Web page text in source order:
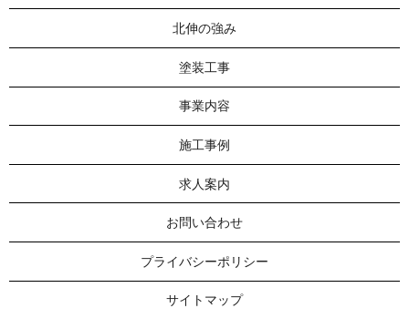
北伸の強み
塗装工事
事業内容
施工事例
求人案内
お問い合わせ
プライバシーポリシー
サイトマップ